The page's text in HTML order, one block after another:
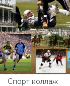
Спорт коллаж